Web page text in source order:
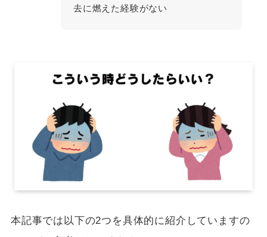
去に燃えた経験がない
本記事では以下の2つを具体的に紹介していますの